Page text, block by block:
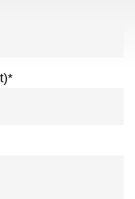
*